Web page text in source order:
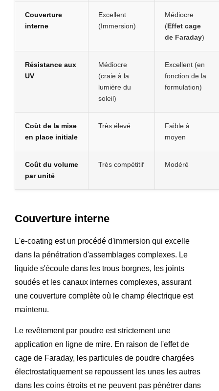
Couverture
interne
Excellent
(Immersion)
Médiocre
(Effet cage
de Faraday)
Résistance aux
UV
Médiocre
(craie à la
lumière du
soleil)
Excellent (en
fonction de la
formulation)
Coût de la mise
en place initiale
Très élevé
Faible à
moyen
Coût du volume
par unité
Très compétitif Modéré
Couverture interne
L'e-coating est un procédé d'immersion qui excelle
dans la pénétration d'assemblages complexes. Le
liquide s'écoule dans les trous borgnes, les joints
soudés et les canaux internes complexes, assurant
une couverture complète où le champ électrique est
maintenu.
Le revêtement par poudre est strictement une
application en ligne de mire. En raison de l'effet de
cage de Faraday, les particules de poudre chargées
électrostatiquement se repoussent les unes les autres
dans les coins étroits et ne peuvent pas pénétrer dans